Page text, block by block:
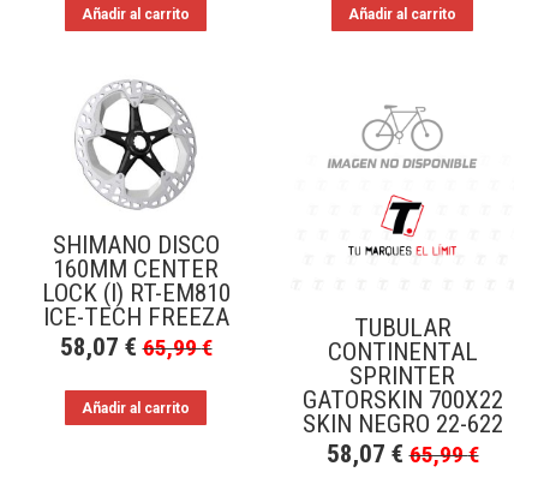
Añadir al carrito Añadir al carrito
SHIMANO DISCO
160MM CENTER
LOCK (I) RT-EM810
ICE-TECH FREEZA
58,07 € 65,99€
Añadir al carrito
TUBULAR
CONTINENTAL
SPRINTER
GATORSKIN 700X22
SKIN NEGRO 22-622
58,07 € 65,99€